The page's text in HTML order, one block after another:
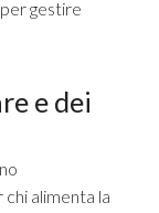
gestire
e dei
chi alimenta la